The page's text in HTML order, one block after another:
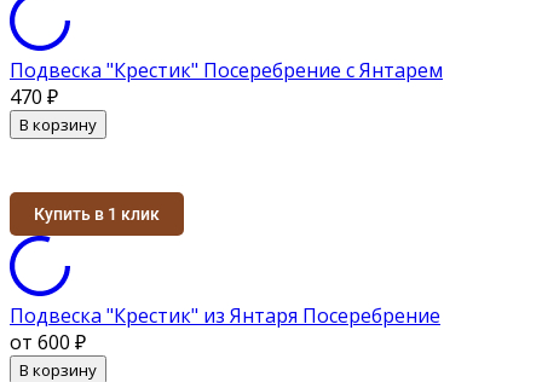
Подвеска "Крестик" Посеребрение с Янтарем
470 ₽
В корзину
Купить в 1 клик
Подвеска "Крестик" из Янтаря Посеребрение
от 600 ₽
В корзину